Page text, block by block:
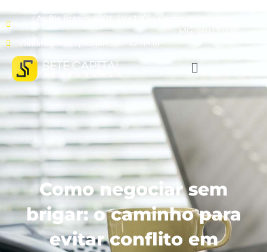
Av. Rio Branco, 2001, Sala 1905 - Centro, Juiz de Fora -
MG, 36013-020
contato@setecapitaljuizdefora.com.br
Como negociar sem
brigar: o caminho para
evitar conflito em